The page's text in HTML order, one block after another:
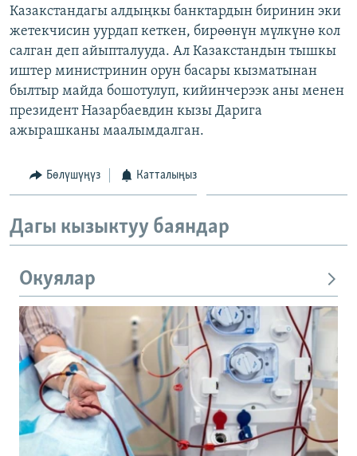
ЭЕ/АРнун бардык сайттары
Казакстандагы алдыңкы банктардын биринин эки
жетекчисин уурдап кеткен, бирөөнүн мүлкүнө кол
салган деп айыпталууда. Ал Казакстандын тышкы
иштер министринин орун басары кызматынан
былтыр майда бошотулуп, кийинчерээк аны менен
президент Назарбаевдин кызы Дарига
ажырашканы маалымдалган.
Бөлүшүңүз Катталыңыз
Дагы кызыктуу баяндар
Окуялар